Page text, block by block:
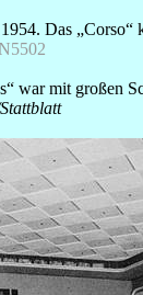
Das „Corso“
war mit großen